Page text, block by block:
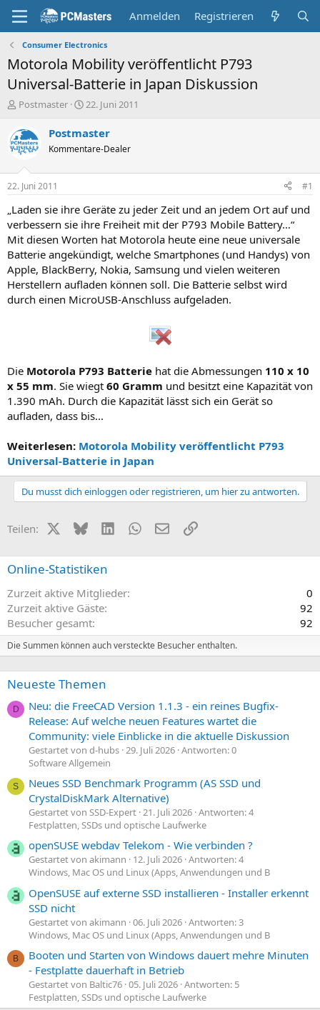
Anmelden Registrieren
Consumer Electronics
Motorola Mobility veröffentlicht P793
Universal-Batterie in Japan Diskussion
E
s
t
e
e
r
Postmaster
E
s
e
t
a
m
22. Juni 2011
Postmaster
Kommentare-Dealer
22. Juni 2011 #1
„Laden sie ihre Geräte zu jeder Zeit und an jedem Ort auf und
verbessern sie ihre Freiheit mit der P793 Mobile Battery…“
Mit diesen Worten hat Motorola heute eine neue universale
Batterie angekündigt, welche Smartphones (und Handys) von
Apple, BlackBerry, Nokia, Samsung und vielen weiteren
Herstellern aufladen können soll. Die Batterie selbst wird
durch einen MicroUSB-Anschluss aufgeladen.
Die Motorola P793 Batterie hat die Abmessungen 110 x 10
x 55 mm. Sie wiegt 60 Gramm und besitzt eine Kapazität von
1.390 mAh. Durch die Kapazität lässt sich ein Gerät so
aufladen, dass bis...
Weiterlesen: Motorola Mobility veröffentlicht P793
Universal-Batterie in Japan
Du musst dich einloggen oder registrieren, um hier zu antworten.
Teilen: X (Twitter)
BlueskyLinkedInWhatsApp
E-MailLink
Online-Statistiken
Zurzeit aktive Mitglieder
0
Zurzeit aktive Gäste
92
Besucher gesamt
92
Die Summen können auch versteckte Besucher enthalten.
Neueste Themen
D
Neu: die FreeCAD Version 1.1.3 - ein reines Bugfix-
Release: Auf welche neuen Features wartet die
Community: viele Einblicke in die aktuelle Diskussion
Gestartet von d-hubs 29. Juli 2026 Antworten: 0
Software Allgemein
S
Neues SSD Benchmark Programm (AS SSD und
CrystalDiskMark Alternative)
Gestartet von SSD-Expert 21. Juli 2026 Antworten: 4
Festplatten, SSDs und optische Laufwerke
openSUSE webdav Telekom - Wie verbinden ?
Gestartet von akimann 12. Juli 2026 Antworten: 4
Windows, Mac OS und Linux (Apps, Anwendungen und B
OpenSUSE auf externe SSD installieren - Installer erkennt
SSD nicht
Gestartet von akimann 06. Juli 2026 Antworten: 3
Windows, Mac OS und Linux (Apps, Anwendungen und B
B
Booten und Starten von Windows dauert mehre Minuten
- Festplatte dauerhaft in Betrieb
Gestartet von Baltic76 05. Juli 2026 Antworten: 5
Festplatten, SSDs und optische Laufwerke